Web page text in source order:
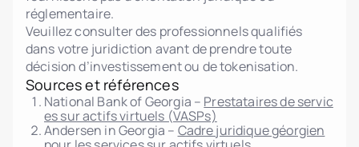
réglementaire.
Veuillez consulter des professionnels qualifiés
dans votre juridiction avant de prendre toute
décision d’investissement ou de tokenisation.
Sources et références
National Bank of Georgia – Prestataires de servic
es sur actifs virtuels (VASPs)
Andersen in Georgia – Cadre juridique géorgien